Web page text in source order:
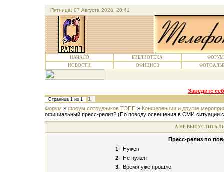
Пятница, 07 Августа 2026, 20:41
НАЧАЛО БИБЛИОТЕКА
ФОРУМ
НОВОСТИ
ОФИЦИОЗ
Заведите
Страница 1 из 1
1
Форум » форум сотрудников ТЭПП » Конференции и другие
официальный пресс-релиз? (По поводу освещения в СМИ ситуации
А НЕ ВЫПУСТИТЬ
Пресс-релиз по
1
Нужен
2
Не нужен
3
Время уже прошло